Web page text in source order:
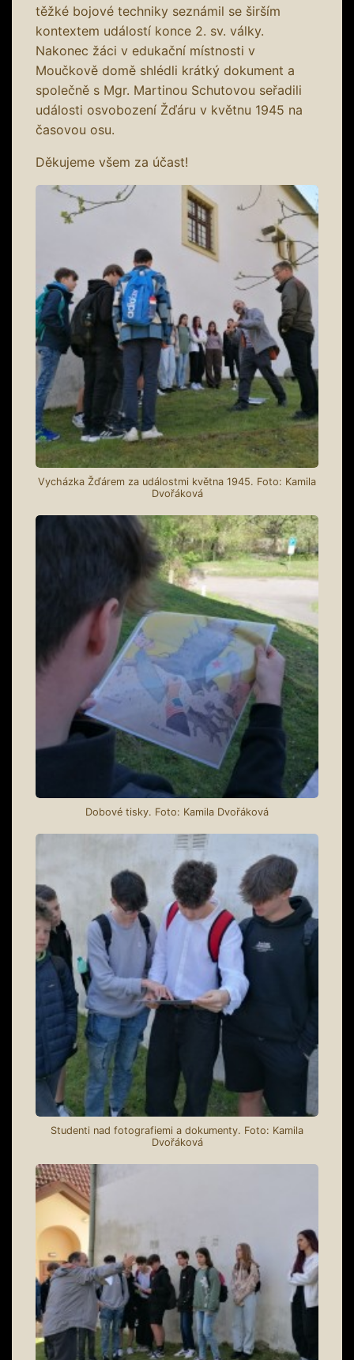
těžké bojové techniky seznámil se širším
kontextem událostí konce 2. sv. války.
Nakonec žáci v edukační místnosti v
Moučkově domě shlédli krátký dokument a
společně s Mgr. Martinou Schutovou seřadili
události osvobození Žďáru v květnu 1945 na
časovou osu.
Děkujeme všem za účast!
Vycházka Žďárem za událostmi května 1945. Foto: Kamila
Dvořáková
Dobové tisky. Foto: Kamila Dvořáková
Studenti nad fotografiemi a dokumenty. Foto: Kamila
Dvořáková